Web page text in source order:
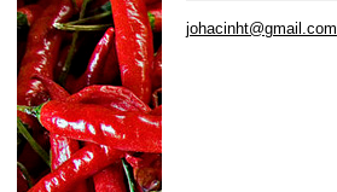
johacinht@gmail.com